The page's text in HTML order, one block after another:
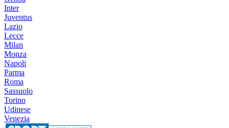
Inter
Juventus
Lazio
Lecce
Milan
Monza
Napoli
Parma
Roma
Sassuolo
Torino
Udinese
Venezia